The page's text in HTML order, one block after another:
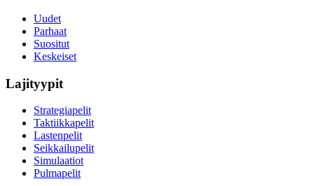
Uudet
Parhaat
Suositut
Keskeiset
Lajityypit
Strategiapelit
Taktiikkapelit
Lastenpelit
Seikkailupelit
Simulaatiot
Pulmapelit